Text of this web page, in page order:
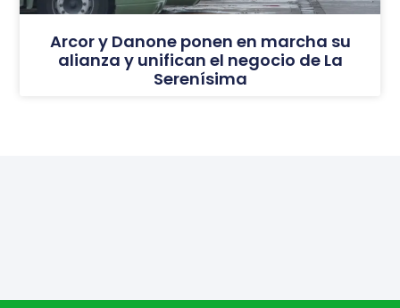
Arcor y Danone ponen en marcha su
alianza y unifican el negocio de La
Serenísima